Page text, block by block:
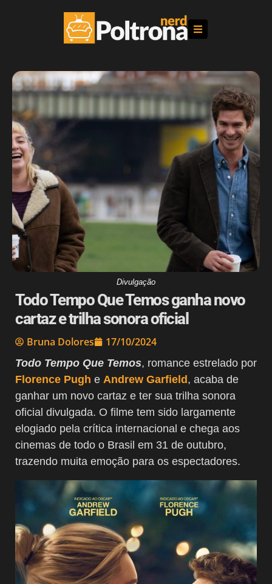
Divulgação
Todo Tempo Que Temos ganha novo
cartaz e trilha sonora oficial
Bruna Dolores 17/10/2024
Todo Tempo Que Temos, romance estrelado por
Florence Pugh e Andrew Garfield, acaba de
ganhar um novo cartaz e ter sua trilha sonora
oficial divulgada. O filme tem sido largamente
elogiado pela crítica internacional e chega aos
cinemas de todo o Brasil em 31 de outubro,
trazendo muita emoção para os espectadores.